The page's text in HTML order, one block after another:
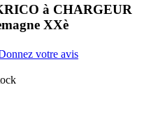
à CHARGEUR
XXè
votre avis